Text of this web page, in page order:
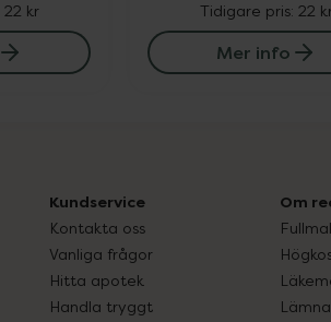
22 kr Tidigare pris: 22
Mer info
Kundservice
Kontakta oss
Vanliga frågor
Hitta apotek
Handla tryggt
Om